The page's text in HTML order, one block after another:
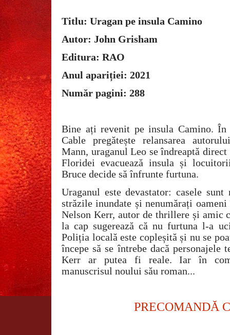
Titlu: Uragan pe insula Camino
Autor: John Grisham
Editura: RAO
Anul apariției: 2021
Număr pagini: 288
Bine ați revenit pe insula Camino.
Cable pregătește relansarea
Mann, uraganul Leo se îndreaptă
Floridei evacuează insula și
Bruce decide să înfrunte furtuna.
Uraganul este devastator: casele
străzile inundate și nenumărați
Nelson Kerr, autor de thrillere și amic
la cap sugerează că nu furtuna l-a
Poliția locală este copleșită și nu se
începe să se întrebe dacă personajele
Kerr ar putea fi reale. Iar în
manuscrisul noului său roman...
PRECOMANDĂ